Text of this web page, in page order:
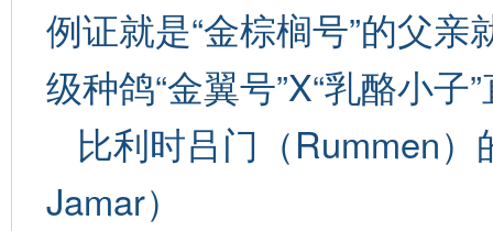
例证就是“金棕榈号”的父
级种鸽“金翼号”X“乳酪小子
比利时吕门（Rummen
Jamar）